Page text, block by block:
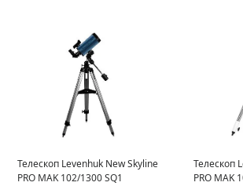
Телескоп Levenhuk New Skyline
PRO MAK 102/1300 SQ1
Телескоп
PRO MAK